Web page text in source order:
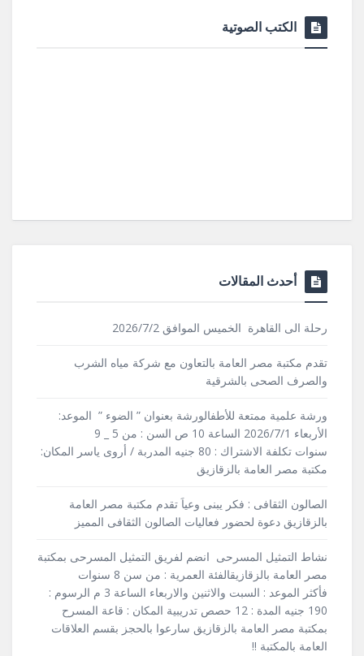
الكتب الصوتية
أحدث المقالات
رحلة الى القاهرة الخميس الموافق 2026/7/2
تقدم مكتبة مصر العامة بالتعاون مع شركة مياه الشرب
والصرف الصحى بالشرقية
ورشة علمية ممتعة للأطفالورشة بعنوان ” الضوء ” الموعد:
الأربعاء 2026/7/1 الساعة 10 ص السن : من 5 _ 9
سنوات تكلفة الاشتراك : 80 جنيه المدربة / أروى ياسر المكان:
مكتبة مصر العامة بالزقازيق
الصالون الثقافى : فكر يبنى وعياَ تقدم مكتبة مصر العامة
بالزقازيق دعوة لحضور فعاليات الصالون الثقافى المميز
نشاط التمثيل المسرحى انضم لفريق التمثيل المسرحى بمكتبة
مصر العامة بالزقازيقالفئة العمرية : من سن 8 سنوات
فأكثر الموعد : السبت والاثنين والاربعاء الساعة 3 م الرسوم :
190 جنيه المدة : 12 حصص تدريبية المكان : قاعة المسرح
بمكتبة مصر العامة بالزقازيق سارعوا بالحجز بقسم العلاقات
العامة بالمكتبة !!